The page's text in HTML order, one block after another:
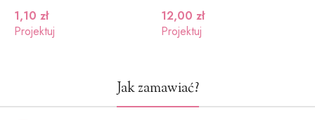
1,10 zł
Projektuj
12,00 zł
Projektuj
Jak zamawiać?